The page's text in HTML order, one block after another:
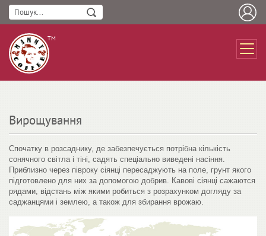
ТМ
Вирощування
Спочатку в розсаднику, де забезпечується потрібна кількість
сонячного світла і тіні, садять спеціально виведені насіння.
Приблизно через півроку сіянці пересаджують на поле, грунт якого
підготовлено для них за допомогою добрив. Кавові сіянці сажаются
рядами, відстань між якими робиться з розрахунком догляду за
саджанцями і землею, а також для збирання врожаю.